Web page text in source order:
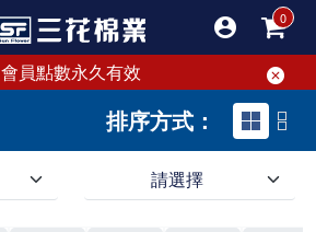
會員點數永久有效
排序方式：
請選擇